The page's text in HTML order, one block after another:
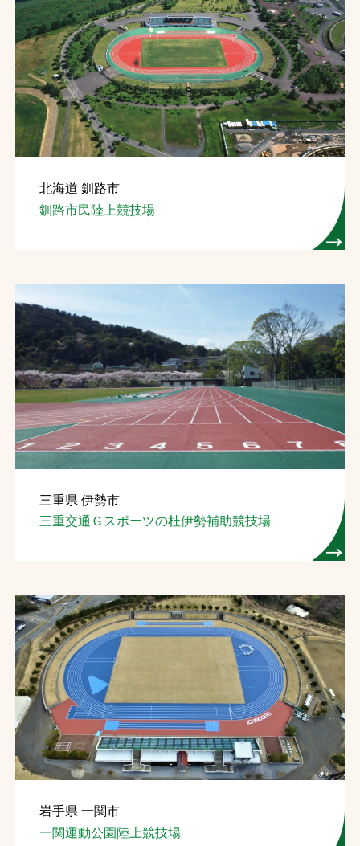
北海道 釧路市
釧路市民陸上競技場
三重県 伊勢市
三重交通Ｇスポーツの杜伊勢補助競技場
岩手県 一関市
一関運動公園陸上競技場